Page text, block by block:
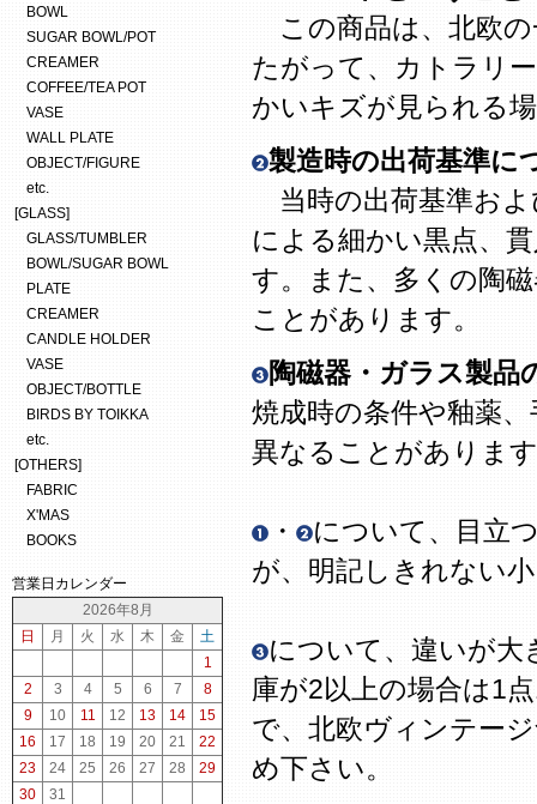
この商品は、北欧の
たがって、カトラリ
かいキズが見られる
製造時の出荷基準に
当時の出荷基準およ
による細かい黒点、
す。また、多くの陶
ことがあります。
陶磁器・ガラス製品
焼成時の条件や釉薬
異なることがありま
・
について、目立
が、明記しきれない
について、違いが
庫が2以上の場合は1
で、北欧ヴィンテー
め下さい。
BOWL
SUGAR BOWL/POT
CREAMER
COFFEE/TEA POT
VASE
WALL PLATE
OBJECT/FIGURE
etc.
[GLASS]
GLASS/TUMBLER
BOWL/SUGAR BOWL
PLATE
CREAMER
CANDLE HOLDER
VASE
OBJECT/BOTTLE
BIRDS BY TOIKKA
etc.
[OTHERS]
FABRIC
X'MAS
BOOKS
営業日カレンダー
2026年8月
日
月 火 水 木 金
土
1
2
3 4 5 6 7
8
9
10 11 12 13 14
15
16
17 18 19 20 21
22
23
24 25 26 27 28
29
30
31